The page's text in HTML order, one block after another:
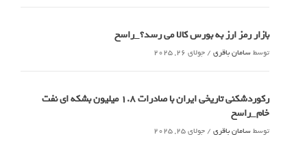
بازار رمز ارز به بورس کالا می رسد؟_راسخ
توسطسامان باقری / جولای 26, 2025
رکوردشکنی تاریخی ایران با صادرات 1.8 میلیون بشکه ای نفت
خام_راسخ
توسطسامان باقری / جولای 25, 2025